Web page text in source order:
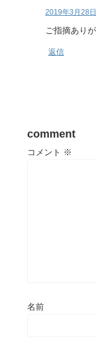
2019年3月28
ご指摘あり
返信
comment
コメント ※
名前